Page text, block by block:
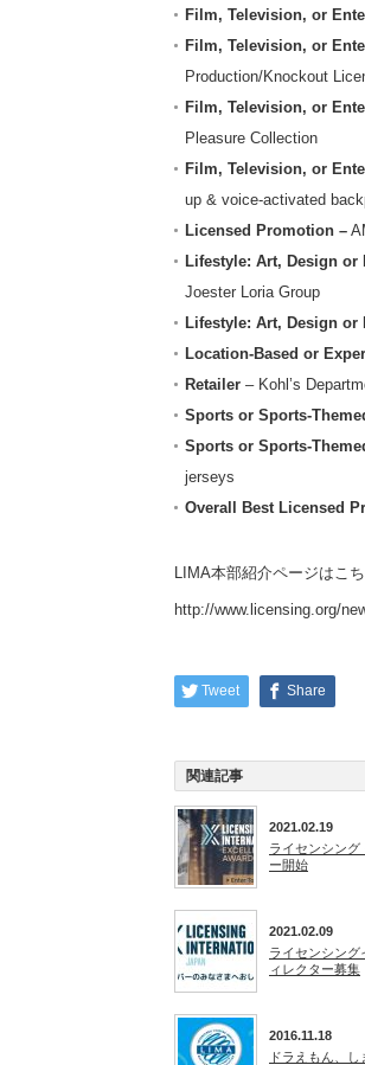
Film, Television, or
Film, Television, or
Production/Knockout
Film, Television, or
Pleasure Collection
Film, Television, or
up & voice-activated
Licensed Promotion –
Lifestyle: Art, Design or
Joester Loria Group
Lifestyle: Art, Design or
Location-Based or
Retailer – Kohl’s
Sports or Sports-
Sports or Sports-
jerseys
Overall Best Licensed
LIMA本部紹介ページはこ
http://www.licensing.org/
Tweet Share
関連記事
2021.02.19
ライセンシング
ー開始
2021.02.09
ライセンシン
ィレクター募集
2016.11.18
ドラえもん、